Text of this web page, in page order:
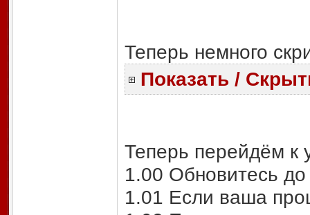
Теперь немного
Показать /
Теперь перейдём к
1.00 Обновитесь
1.01 Если ваша